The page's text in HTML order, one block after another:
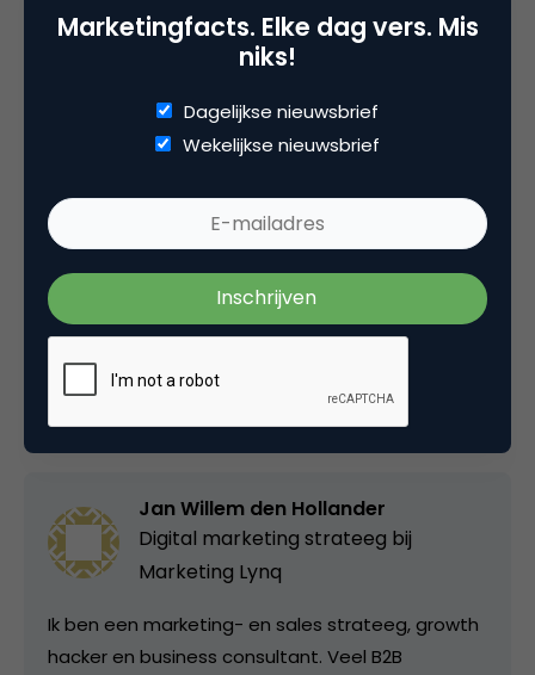
maken in de auto, even sporten of spelen met je
Ikzelf ervaar het sinds kort op de golfbaan. Altijd
een boekje bij je hebben dus de volgende keer als je
gaat wandelen.
Deel dit artikel
Kopieer link
Jan Willem den Hollander
Digital marketing strateeg bij
Marketing Lynq
Ik ben een marketing- en sales strateeg, growth
hacker en business consultant. Veel B2B
Marketingfacts. Elke dag vers. Mis
niks!
Dagelijkse nieuwsbrief
Wekelijkse nieuwsbrief